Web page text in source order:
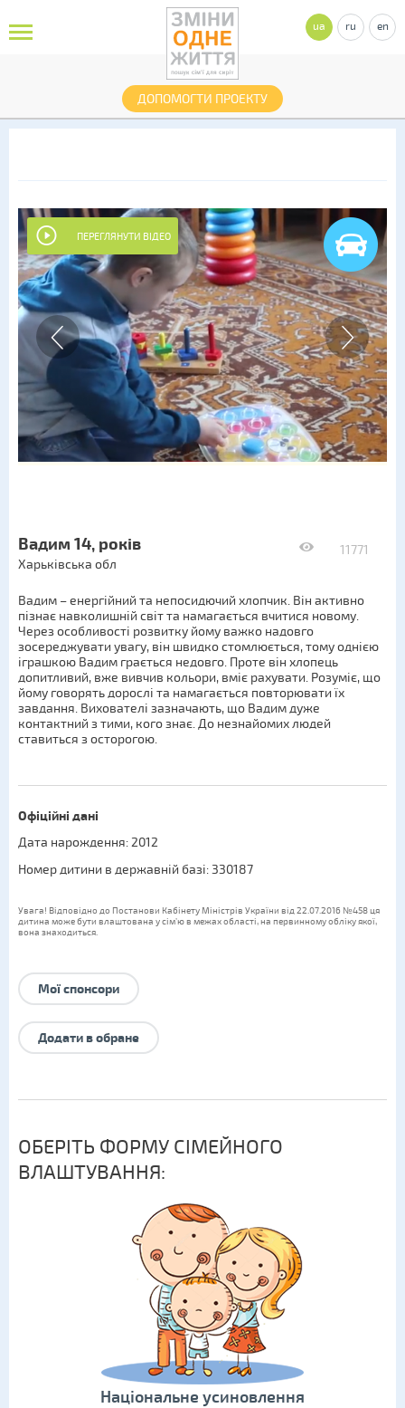
ДОПОМОГТИ ПРОЕКТУ
ua ru en
ПЕРЕГЛЯНУТИ ВІДЕО
11771
Вадим 14, років
Харьківська обл
Вадим – енергійний та непосидючий хлопчик. Він активно
пізнає навколишній світ та намагається вчитися новому.
Через особливості розвитку йому важко надовго
зосереджувати увагу, він швидко стомлюється, тому однією
іграшкою Вадим грається недовго. Проте він хлопець
допитливий, вже вивчив кольори, вміє рахувати. Розуміє, що
йому говорять дорослі та намагається повторювати їх
завдання. Вихователі зазначають, що Вадим дуже
контактний з тими, кого знає. До незнайомих людей
ставиться з осторогою.
Офіційні дані
Дата нарождення: 2012
Номер дитини в державній базі: 330187
Увага! Відповідно до Постанови Кабінету Міністрів України від 22.07.2016 №458 ця
дитина може бути влаштована у сім’ю в межах області, на первинному обліку якої,
вона знаходиться.
Мої спонсори
Додати в обране
ОБЕРІТЬ ФОРМУ СІМЕЙНОГО
ВЛАШТУВАННЯ:
Національне усиновлення